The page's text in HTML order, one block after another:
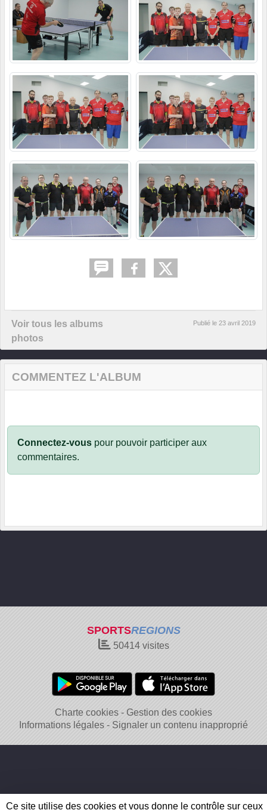
Voir tous les albums
photos
Publié le 23 avril 2019
COMMENTEZ L'ALBUM
Connectez-vous pour pouvoir participer aux
commentaires.
SPORTSREGIONS
50414visites
Charte cookies
Gestion des cookies
Informations légales
Signaler un contenu inapproprié
Ce site utilise des cookies et vous donne le contrôle sur ceux